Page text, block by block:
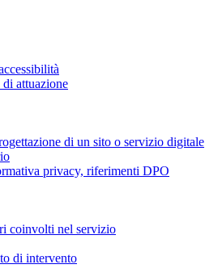
attuazione
di un sito o servizio digitale
privacy, riferimenti DPO
coinvolti nel servizio
di intervento